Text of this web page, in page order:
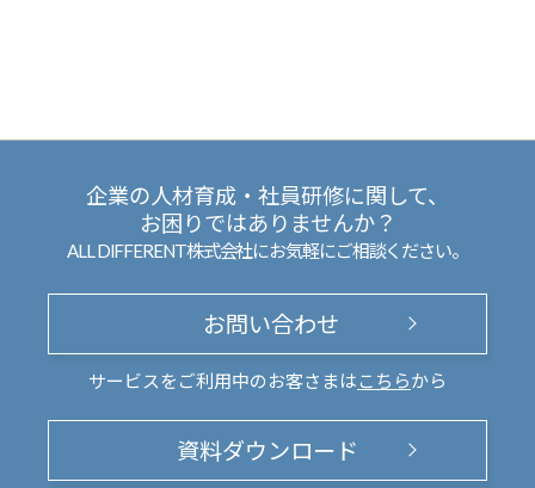
企業の人材育成・社員研修に関して、
お困りではありませんか？
ALL DIFFERENT株式会社にお気軽にご相談ください。
お問い合わせ
サービスをご利用中のお客さまは こちらから
資料ダウンロード